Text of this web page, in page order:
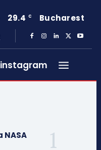
29.4 C Bucharest
instagram
NASA